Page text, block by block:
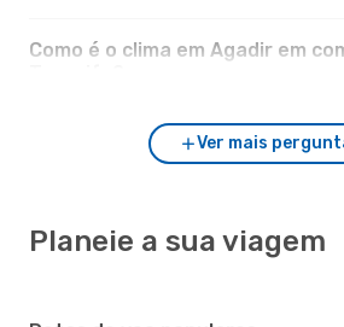
Como é o clima em Agadir em
Ver mais
Planeie a sua viagem